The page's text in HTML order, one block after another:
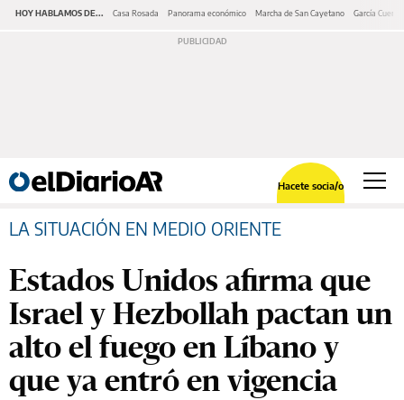
HOY HABLAMOS DE... Casa Rosada Panorama económico Marcha de San Cayetano García Cuerva
Hacete socia/o
LA SITUACIÓN EN MEDIO ORIENTE
Estados Unidos afirma que
Israel y Hezbollah pactan un
alto el fuego en Líbano y
que ya entró en vigencia